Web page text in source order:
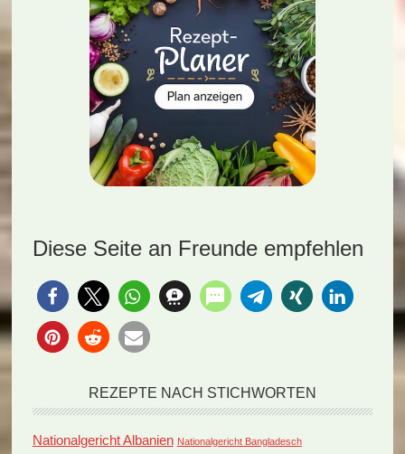
Diese Seite an Freunde empfehlen
REZEPTE NACH STICHWORTEN
Nationalgericht Albanien Nationalgericht Bangladesch